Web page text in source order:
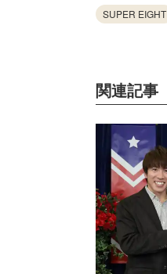
SUPER EIGHT
関連記事